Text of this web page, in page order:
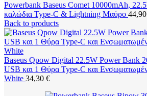
Powerbank Baseus Comet 10000mAh,
καλώδια Type-C & Lightning Μαύρο 44,90
Back to products
Baseus Qpow Digital 22.5W Power Bank
USB και 1 Θύρα Type-C και
White 34,30 €